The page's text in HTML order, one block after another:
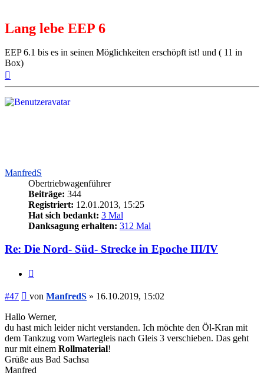
Lang lebe EEP 6
EEP 6.1 bis es in seinen Möglichkeiten erschöpft ist! und ( 11 in
Box)
ManfredS
Obertriebwagenführer
Beiträge: 344
Registriert: 12.01.2013, 15:25
Hat sich bedankt: 3 Mal
Danksagung erhalten: 312 Mal
Re: Die Nord- Süd- Strecke in Epoche III/IV
#47 Beitrag
von ManfredS » 16.10.2019, 15:02
Hallo Werner,
du hast mich leider nicht verstanden. Ich möchte den Öl-Kran mit
dem Tankzug vom Wartegleis nach Gleis 3 verschieben. Das geht
nur mit einem Rollmaterial!
Grüße aus Bad Sachsa
Manfred